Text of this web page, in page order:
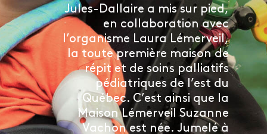
Jules-Dallaire a mis sur pied,
en collaboration avec
l’organisme Laura Lémerveil,
la toute première maison de
répit et de soins palliatifs
pédiatriques de l’est du
Québec. C’est ainsi que la
Maison Lémerveil Suzanne
Vachon est née. Jumelé à